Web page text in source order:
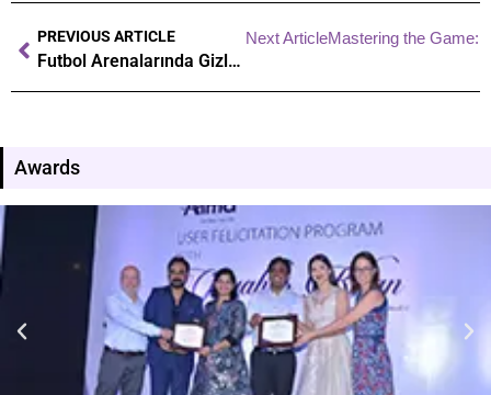
PREVIOUS ARTICLE
Futbol Arenalarında Gizli Güc: Psixologiyanın Rolunu Anlamaq
Next ArticleMastering the Game:
Awards